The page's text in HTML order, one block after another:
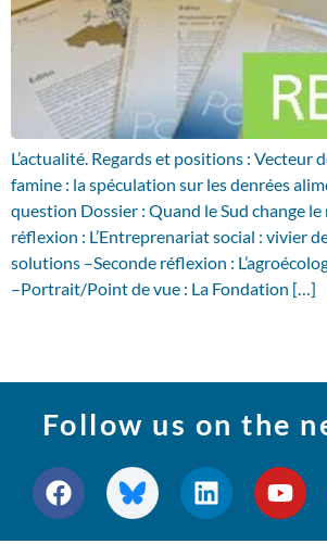
L’actualité. Regards et positions : Vecteur
famine : la spéculation sur les denrées
question Dossier : Quand le Sud change
réflexion : L’Entreprenariat social : vivier
solutions –Seconde réflexion :
–Portrait/Point de vue : La Fondation […]
Follow us on the